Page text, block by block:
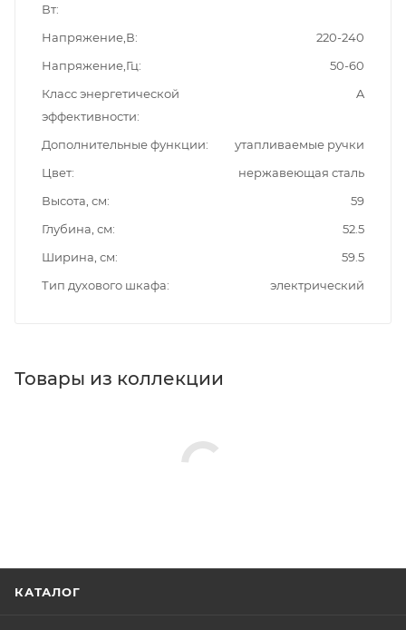
Вт
Напряжение,В
220-240
Напряжение,Гц
50-60
Класс энергетической
эффективности
A
Дополнительные функции
утапливаемые ручки
Цвет
нержавеющая сталь
Высота, см
59
Глубина, см
52.5
Ширина, см
59.5
Тип духового шкафа
электрический
Товары из коллекции
КАТАЛОГ